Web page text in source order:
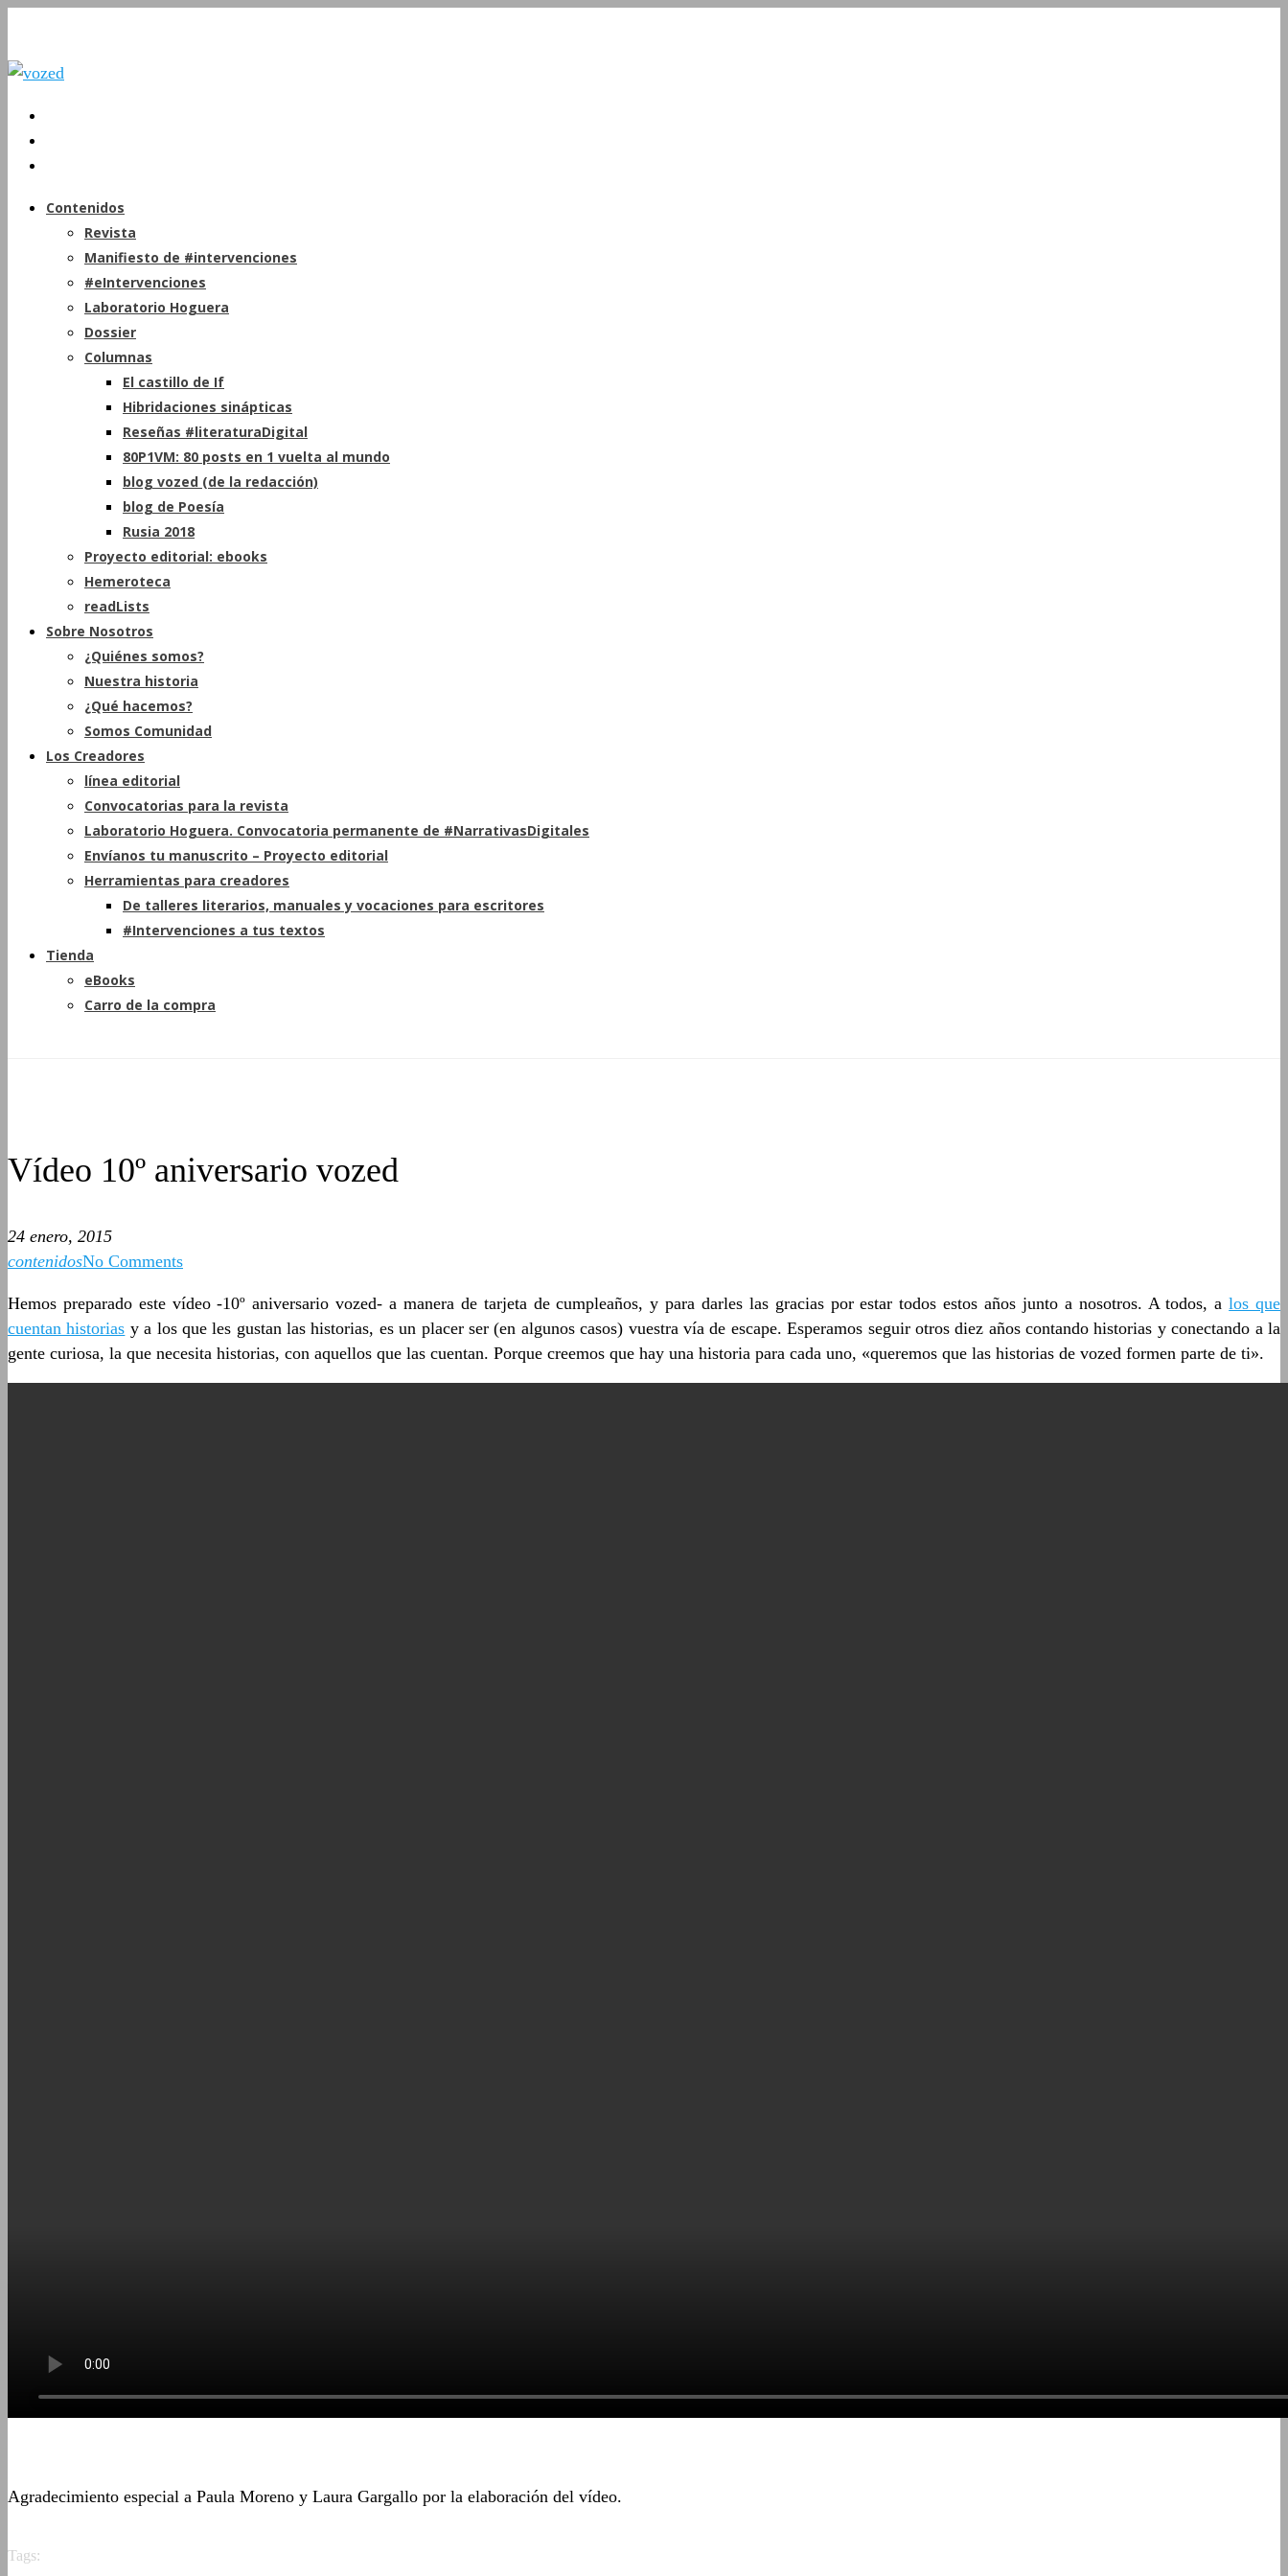
Contenidos
Revista
Manifiesto de #intervenciones
#eIntervenciones
Laboratorio Hoguera
Dossier
Columnas
El castillo de If
Hibridaciones sinápticas
Reseñas #literaturaDigital
80P1VM: 80 posts en 1 vuelta al mundo
blog vozed (de la redacción)
blog de Poesía
Rusia 2018
Proyecto editorial: ebooks
Hemeroteca
readLists
Sobre Nosotros
¿Quiénes somos?
Nuestra historia
¿Qué hacemos?
Somos Comunidad
Los Creadores
línea editorial
Convocatorias para la revista
Laboratorio Hoguera. Convocatoria permanente de #NarrativasDigitales
Envíanos tu manuscrito – Proyecto editorial
Herramientas para creadores
De talleres literarios, manuales y vocaciones para escritores
#Intervenciones a tus textos
Tienda
eBooks
Carro de la compra
Vídeo 10º aniversario vozed
24 enero, 2015
contenidosNo Comments
Hemos preparado este vídeo -10º aniversario vozed- a manera de tarjeta de cumpleaños, y para darles las gracias por estar todos estos años junto a nosotros. A todos, alos que
cuentan historias y a los que les gustan las historias, es un placer ser (en algunos casos) vuestra vía de escape. Esperamos seguir otros diez años contando historias y conectando a la
gente curiosa, la que necesita historias, con aquellos que las cuentan. Porque creemos que hay una historia para cada uno, «queremos que las historias de vozed formen parte de ti».
Agradecimiento especial a Paula Moreno y Laura Gargallo por la elaboración del vídeo.
Tags: